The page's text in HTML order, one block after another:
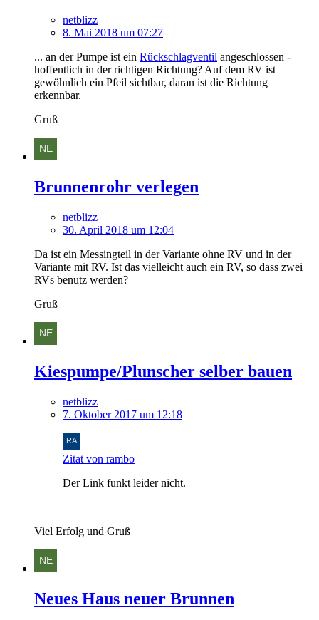
netblizz
8. Mai 2018 um 07:27
... an der Pumpe ist ein Rückschlagventil angeschlossen -
hoffentlich in der richtigen Richtung? Auf dem RV ist
gewöhnlich ein Pfeil sichtbar, daran ist die Richtung
erkennbar.
Gruß
Brunnenrohr verlegen
netblizz
30. April 2018 um 12:04
Da ist ein Messingteil in der Variante ohne RV und in der
Variante mit RV. Ist das vielleicht auch ein RV, so dass zwei
RVs benutz werden?
Gruß
Kiespumpe/Plunscher selber bauen
netblizz
7. Oktober 2017 um 12:18
Zitat von rambo
Der Link funkt leider nicht.
Viel Erfolg und Gruß
Neues Haus neuer Brunnen